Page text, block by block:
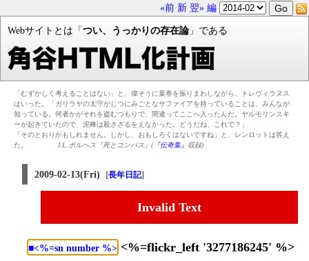
«前 新 翌» 編
Webサイトとは「 つい、うっかりの存在論」である
「むずかしく考えることはない」と、偉そうに葉巻を振りまわしながら、トレヴィラヌス
はいった。「ガリラヤの太守がじつにみごとなサファイアを持っていることは、みんなが
知っている。何者かがそれを盗むつもりで、間違ってここへ入ったんだ。ヤルモリンスキ
ーが起きていたので、泥棒は殺さざるをえなかった。どうだね、これで？」
「そのとおりかもしれません。しかし、おもしろくはないですね」と、レンロットは答え
た。
J.L.ボルヘス『死とコンパス』(『伝奇集』 収録)
2009-02-13(Fri) [長年日記]
Invalid Text
■<%=sn number %> <%=flickr_left '3277186245' %>